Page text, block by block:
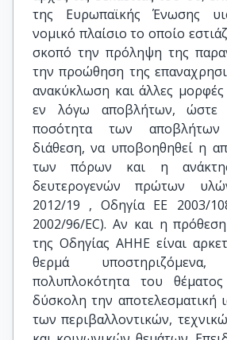
της Ευρωπαϊκής Ένωσης
νομικό πλαίσιο το οποίο
σκοπό την πρόληψη της
την προώθηση της
ανακύκλωση και άλλες
εν λόγω αποβλήτων, ώστε
ποσότητα των
διάθεση, να υποβοηθηθεί η
των πόρων και η
δευτερογενών πρώτων
2012/19 , Οδηγία ΕΕ 2003/
2002/96/EC). Αν και η
της Οδηγίας ΑΗΗΕ είναι
θερμά
πολυπλοκότητα του
δύσκολη την αποτελεσματική
των περιβαλλοντικών,